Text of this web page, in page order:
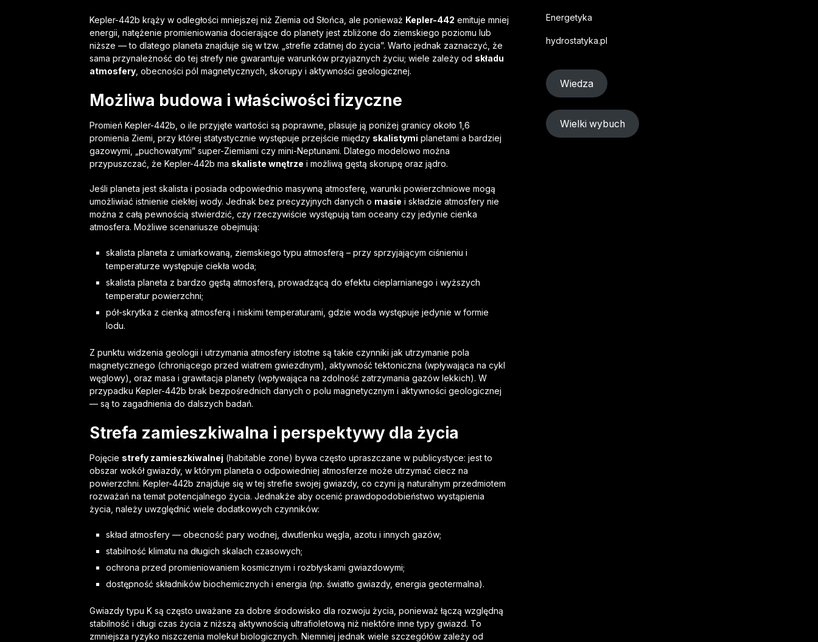
Kepler-442b krąży w odległości mniejszej niż Ziemia od Słońca, ale ponieważ Kepler-442 emituje mniej
energii, natężenie promieniowania docierające do planety jest zbliżone do ziemskiego poziomu lub
niższe — to dlatego planeta znajduje się w tzw. „strefie zdatnej do życia”. Warto jednak zaznaczyć, że
sama przynależność do tej strefy nie gwarantuje warunków przyjaznych życiu; wiele zależy od składu
atmosfery , obecności pól magnetycznych, skorupy i aktywności geologicznej.
Możliwa budowa i właściwości fizyczne
Promień Kepler-442b, o ile przyjęte wartości są poprawne, plasuje ją poniżej granicy około 1,6
promienia Ziemi, przy której statystycznie występuje przejście między skalistymi planetami a bardziej
gazowymi, „puchowatymi” super-Ziemiami czy mini-Neptunami. Dlatego modelowo można
przypuszczać, że Kepler-442b ma skaliste wnętrze i możliwą gęstą skorupę oraz jądro.
Jeśli planeta jest skalista i posiada odpowiednio masywną atmosferę, warunki powierzchniowe mogą
umożliwiać istnienie ciekłej wody. Jednak bez precyzyjnych danych o masie i składzie atmosfery nie
można z całą pewnością stwierdzić, czy rzeczywiście występują tam oceany czy jedynie cienka
atmosfera. Możliwe scenariusze obejmują:
skalista planeta z umiarkowaną, ziemskiego typu atmosferą – przy sprzyjającym ciśnieniu i
temperaturze występuje ciekła woda;
skalista planeta z bardzo gęstą atmosferą, prowadzącą do efektu cieplarnianego i wyższych
temperatur powierzchni;
pół-skrytka z cienką atmosferą i niskimi temperaturami, gdzie woda występuje jedynie w formie
lodu.
Z punktu widzenia geologii i utrzymania atmosfery istotne są takie czynniki jak utrzymanie pola
magnetycznego (chroniącego przed wiatrem gwiezdnym), aktywność tektoniczna (wpływająca na cykl
węglowy), oraz masa i grawitacja planety (wpływająca na zdolność zatrzymania gazów lekkich). W
przypadku Kepler-442b brak bezpośrednich danych o polu magnetycznym i aktywności geologicznej
— są to zagadnienia do dalszych badań.
Strefa zamieszkiwalna i perspektywy dla życia
Pojęcie strefy zamieszkiwalnej (habitable zone) bywa często upraszczane w publicystyce: jest to
obszar wokół gwiazdy, w którym planeta o odpowiedniej atmosferze może utrzymać ciecz na
powierzchni. Kepler-442b znajduje się w tej strefie swojej gwiazdy, co czyni ją naturalnym przedmiotem
rozważań na temat potencjalnego życia. Jednakże aby ocenić prawdopodobieństwo wystąpienia
życia, należy uwzględnić wiele dodatkowych czynników:
skład atmosfery — obecność pary wodnej, dwutlenku węgla, azotu i innych gazów;
stabilność klimatu na długich skalach czasowych;
ochrona przed promieniowaniem kosmicznym i rozbłyskami gwiazdowymi;
dostępność składników biochemicznych i energia (np. światło gwiazdy, energia geotermalna).
Gwiazdy typu K są często uważane za dobre środowisko dla rozwoju życia, ponieważ łączą względną
stabilność i długi czas życia z niższą aktywnością ultrafioletową niż niektóre inne typy gwiazd. To
zmniejsza ryzyko niszczenia molekuł biologicznych. Niemniej jednak wiele szczegółów zależy od
Energetyka
hydrostatyka.pl
Wiedza
Wielki wybuch